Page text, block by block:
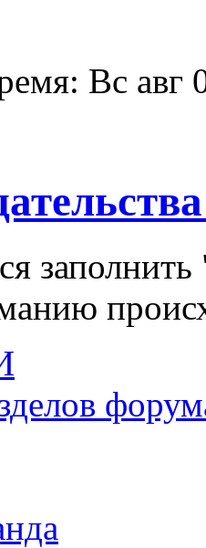
Вс авг
заполнить